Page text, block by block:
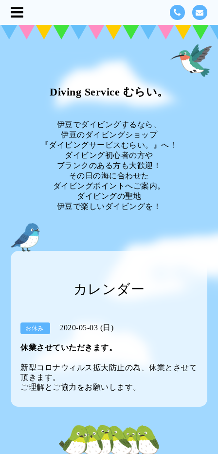
Diving Service むらい。
伊豆でダイビングするなら、
伊豆のダイビングショップ
『ダイビングサービスむらい。』へ！
ダイビング初心者の方や
ブランクのある方も大歓迎！
その日の海に合わせた
ダイビングポイントへご案内。
ダイビングの聖地
伊豆で楽しいダイビングを！
カレンダー
お休み 2020-05-03 (日)
休業させていただきます。
新型コロナウィルス拡大防止の為、休業とさせて
頂きます。
ご理解とご協力をお願いします。